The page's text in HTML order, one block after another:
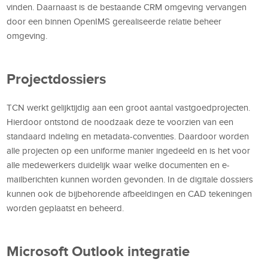
vinden. Daarnaast is de bestaande CRM omgeving vervangen
door een binnen OpenIMS gerealiseerde relatie beheer
omgeving.
Projectdossiers
TCN werkt gelijktijdig aan een groot aantal vastgoedprojecten.
Hierdoor ontstond de noodzaak deze te voorzien van een
standaard indeling en metadata-conventies. Daardoor worden
alle projecten op een uniforme manier ingedeeld en is het voor
alle medewerkers duidelijk waar welke documenten en e-
mailberichten kunnen worden gevonden. In de digitale dossiers
kunnen ook de bijbehorende afbeeldingen en CAD tekeningen
worden geplaatst en beheerd.
Microsoft Outlook integratie